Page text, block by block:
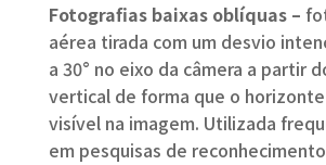
Fotografias baixas oblíquas –
aérea tirada com um desvio
a 30° no eixo da câmera a partir
vertical de forma que o
visível na imagem. Utilizada
em pesquisas de